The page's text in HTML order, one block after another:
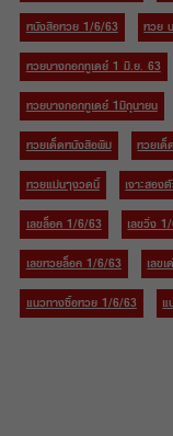
หนังสือหวย 1/6/63
หวย
หวยบางกอกทูเดย์ 1 มิ.ย. 63
หวยบางกอกทูเดย์ 1มิถุนายน
หวยเด็ดหนังสือพิม
หวยเ
หวยแม่นๆงวดนี้
เจาะสอ
เลขล็อค 1/6/63
เลขวิ่ง
เลขหวยล็อค 1/6/63
เลข
แนวทางซื้อหวย 1/6/63
แ